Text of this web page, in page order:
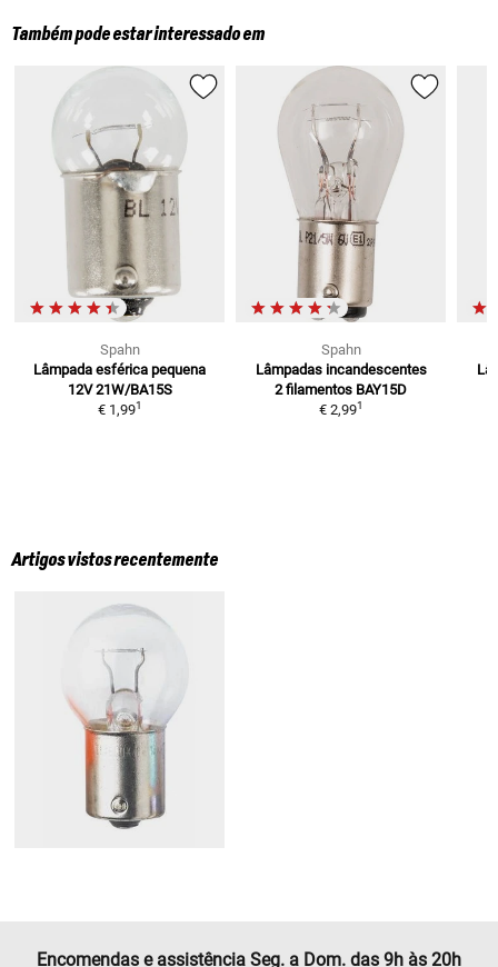
Também pode estar interessado em
Spahn
Lâmpada esférica pequena
12V 21W/BA15S
€ 1,991
Spahn
Lâmpadas incandescentes
2 filamentos BAY15D
€ 2,991
Artigos vistos recentemente
Encomendas e assistência Seg. a Dom. das 9h às 20h